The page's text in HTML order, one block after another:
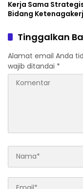
Kerja Sama
Bidang
Tinggalkan
Alamat email Anda
wajib ditandai *